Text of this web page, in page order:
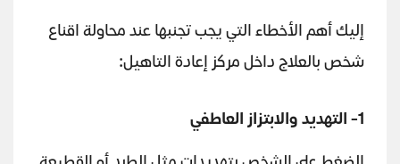
إليك أهم الأخطاء التي يجب تجنبها عند محاولة اقناع
شخص بالعلاج داخل مركز إعادة التاهيل:
1- التهديد والابتزاز العاطفي